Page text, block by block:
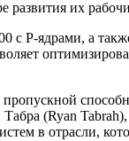
их
P-ядрами, а
(Ryan
в отрасли,